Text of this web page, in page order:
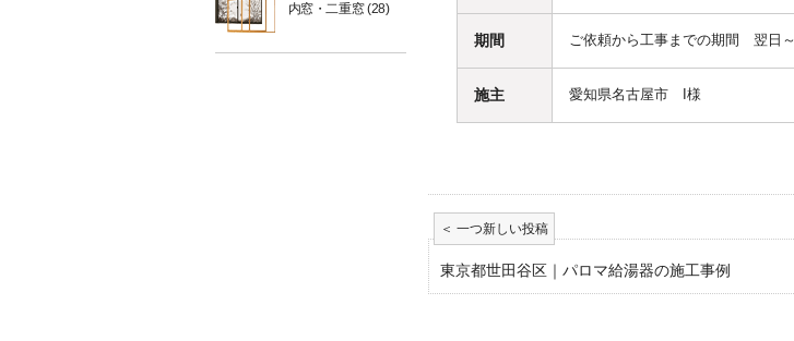
内窓・二重窓(28)
期間 ご依頼から工事までの期間 翌日～
施主 愛知県名古屋市 I様
東京都世田谷区｜パロマ給湯器の施工事例